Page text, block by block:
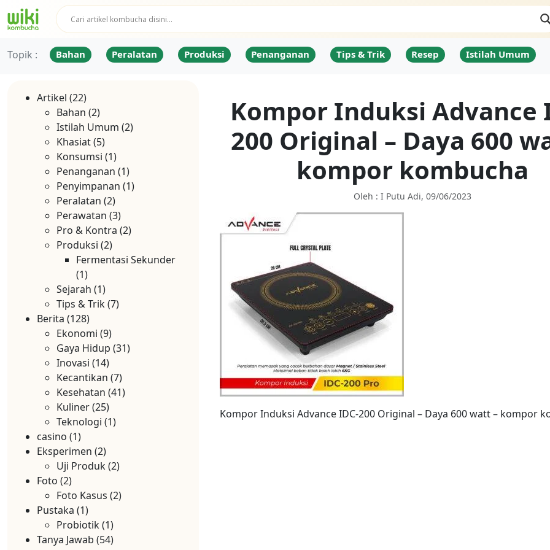
Topik : Bahan Peralatan Produksi Penanganan Tips & Trik Resep Istilah Umum
Kompor Induksi Advance
200 Original – Daya 600
kompor kombucha
Oleh : I Putu Adi, 09/06/2023
Kompor Induksi Advance IDC-200 Original – Daya 600 watt – kompor
Artikel (22)
Bahan (2)
Istilah Umum (2)
Khasiat(5)
Konsumsi (1)
Penanganan (1)
Penyimpanan (1)
Peralatan (2)
Perawatan (3)
Pro & Kontra (2)
Produksi (2)
Fermentasi Sekunder
(1)
Sejarah (1)
Tips & Trik(7)
Berita (128)
Ekonomi (9)
Gaya Hidup (31)
Inovasi (14)
Kecantikan (7)
Kesehatan (41)
Kuliner(25)
Teknologi (1)
casino (1)
Eksperimen (2)
Uji Produk(2)
Foto (2)
Foto Kasus (2)
Pustaka (1)
Probiotik(1)
Tanya Jawab (54)